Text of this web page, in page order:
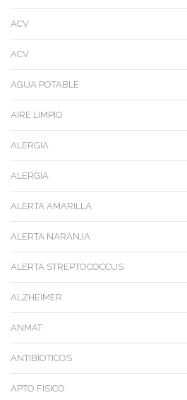
ACV
ACV
AGUA POTABLE
AIRE LIMPIO
ALERGIA
ALERGIA
ALERTA AMARILLA
ALERTA NARANJA
ALERTA STREPTOCOCCUS
ALZHEIMER
ANMAT
ANTIBIOTICOS
APTO FISICO